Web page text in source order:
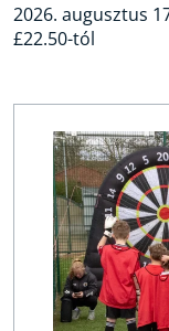
2026. augusztus
£22.50-tól